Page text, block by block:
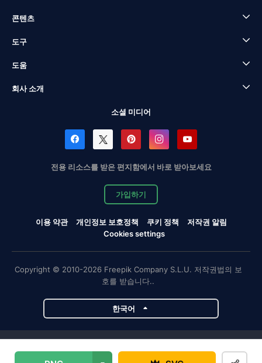
콘텐츠
도구
도움
회사 소개
소셜 미디어
전용 리소스를 받은 편지함에서 바로 받아보세요
가입하기
이용 약관 개인정보 보호정책 쿠키 정책
저작권 알림
Cookies settings
Copyright © 2010-2026 Freepik Company S.L.U. 저작권법의 보
호를 받습니다..
한국어